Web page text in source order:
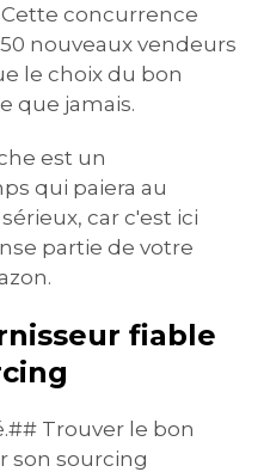
concurrence
nouveaux vendeurs
le choix du bon
que jamais.
est un
qui paiera au
car c'est ici
partie de votre
fiable
Trouver le bon
son sourcing